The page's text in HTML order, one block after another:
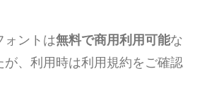
ォントは無料で商用利用可能な
が、利用時は利用規約をご確認